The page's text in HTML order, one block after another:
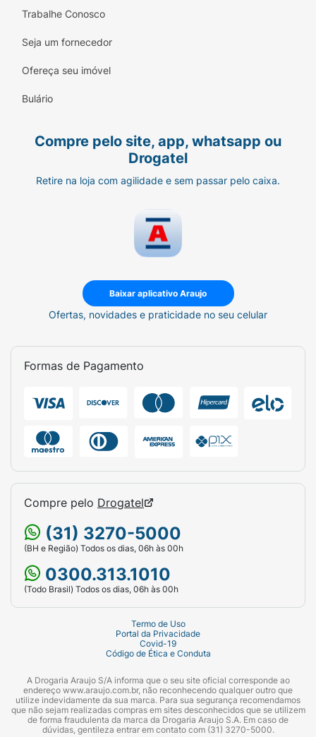
Marca:Hershey's
Sabor:Cookies'n'Creme (Chocolate Branco
com Biscoito)
Peso:
Contém: Açúcar Adicionado e Gordura
Saturada (conforme selo "Alto Em").
Trabalhe Conosco
Seja um fornecedor
Ofereça seu imóvel
Bulário
Compre pelo site, app, whatsapp ou
Drogatel
Retire na loja com agilidade e sem passar pelo caixa.
Baixar aplicativo Araujo
Ofertas, novidades e praticidade no seu celular
Formas de Pagamento
Compre pelo Drogatel
(31) 3270-5000
(BH e Região) Todos os dias, 06h às 00h
0300.313.1010
(Todo Brasil) Todos os dias, 06h às 00h
Termo de Uso
Portal da Privacidade
Covid-19
Código de Ética e Conduta
A Drogaria Araujo S/A informa que o seu site oficial corresponde ao
endereço www.araujo.com.br, não reconhecendo qualquer outro que
utilize indevidamente da sua marca. Para sua segurança recomendamos
que não sejam realizadas compras em sites desconhecidos que se utilizem
de forma fraudulenta da marca da Drogaria Araujo S.A. Em caso de
dúvidas, gentileza entrar em contato com (31) 3270-5000.